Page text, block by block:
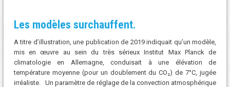
Les modèles surchauffent.
A titre d’illustration, une publication de 2019 indiquait qu’un modèle,
mis en œuvre au sein du très sérieux Institut Max Planck de
climatologie en Allemagne, conduisait à une élévation de
température moyenne (pour un doublement du CO₂) de 7°C, jugée
irréaliste. Un paramètre de réglage de la convection atmosphérique